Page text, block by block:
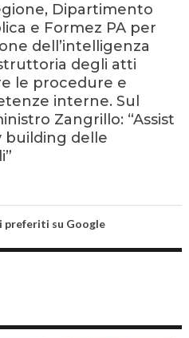
Dipartimento
e Formez PA per
dell’intelligenza
degli atti
le procedure e
interne. Sul
Zangrillo: “Assist
building delle
preferiti su Google